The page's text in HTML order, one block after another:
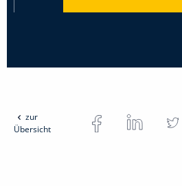
zur
Übersicht